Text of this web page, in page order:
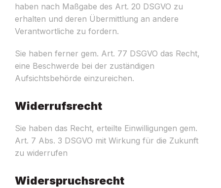
haben nach Maßgabe des Art. 20 DSGVO zu
erhalten und deren Übermittlung an andere
Verantwortliche zu fordern.
Sie haben ferner gem. Art. 77 DSGVO das Recht,
eine Beschwerde bei der zuständigen
Aufsichtsbehörde einzureichen.
Widerrufsrecht
Sie haben das Recht, erteilte Einwilligungen gem.
Art. 7 Abs. 3 DSGVO mit Wirkung für die Zukunft
zu widerrufen
Widerspruchsrecht